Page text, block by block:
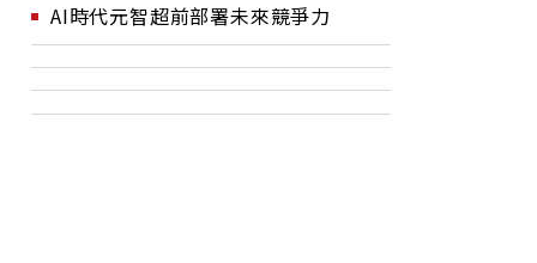
AI時代元智超前部署未來競爭力